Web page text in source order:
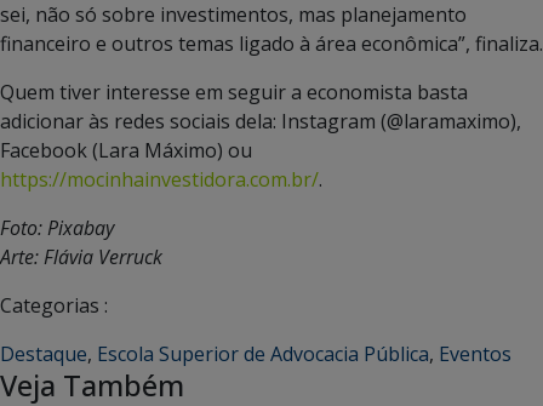
sei, não só sobre investimentos, mas planejamento
financeiro e outros temas ligado à área econômica”, finaliza.
Quem tiver interesse em seguir a economista basta
adicionar às redes sociais dela: Instagram (@laramaximo),
Facebook (Lara Máximo) ou
https://mocinhainvestidora.com.br/.
Foto: Pixabay
Arte: Flávia Verruck
Categorias :
Destaque, Escola Superior de Advocacia Pública, Eventos
Veja Também